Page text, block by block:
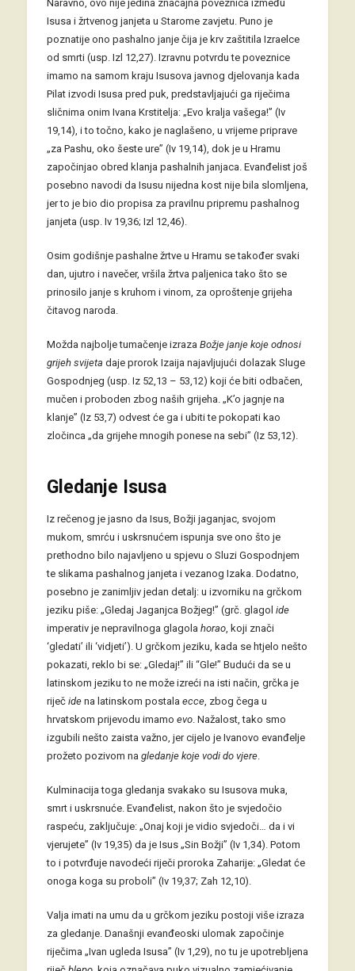
Naravno, ovo nije jedina značajna poveznica između
Isusa i žrtvenog janjeta u Starome zavjetu. Puno je
poznatije ono pashalno janje čija je krv zaštitila Izraelce
od smrti (usp. Izl 12,27). Izravnu potvrdu te poveznice
imamo na samom kraju Isusova javnog djelovanja kada
Pilat izvodi Isusa pred puk, predstavljajući ga riječima
sličnima onim Ivana Krstitelja: „Evo kralja vašega!” (Iv
19,14), i to točno, kako je naglašeno, u vrijeme priprave
„za Pashu, oko šeste ure” (Iv 19,14), dok je u Hramu
započinjao obred klanja pashalnih janjaca. Evanđelist još
posebno navodi da Isusu nijedna kost nije bila slomljena,
jer to je bio dio propisa za pravilnu pripremu pashalnog
janjeta (usp. Iv 19,36; Izl 12,46).
Osim godišnje pashalne žrtve u Hramu se također svaki
dan, ujutro i navečer, vršila žrtva paljenica tako što se
prinosilo janje s kruhom i vinom, za oproštenje grijeha
čitavog naroda.
Možda najbolje tumačenje izraza Božje janje koje odnosi
grijeh svijeta daje prorok Izaija najavljujući dolazak Sluge
Gospodnjeg (usp. Iz 52,13 – 53,12) koji će biti odbačen,
mučen i proboden zbog naših grijeha. „K’o jagnje na
klanje” (Iz 53,7) odvest će ga i ubiti te pokopati kao
zločinca „da grijehe mnogih ponese na sebi” (Iz 53,12).
Gledanje Isusa
Iz rečenog je jasno da Isus, Božji jaganjac, svojom
mukom, smrću i uskrsnućem ispunja sve ono što je
prethodno bilo najavljeno u spjevu o Sluzi Gospodnjem
te slikama pashalnog janjeta i vezanog Izaka. Dodatno,
posebno je zanimljiv jedan detalj: u izvorniku na grčkom
jeziku piše: „Gledaj Jaganjca Božjeg!” (grč. glagol ide
imperativ je nepravilnoga glagola horao, koji znači
‘gledati’ ili ‘vidjeti’). U grčkom jeziku, kada se htjelo nešto
pokazati, reklo bi se: „Gledaj!” ili “Gle!” Budući da se u
latinskom jeziku to ne može izreći na isti način, grčka je
riječ idena latinskom postala ecce, zbog čega u
hrvatskom prijevodu imamo evo. Nažalost, tako smo
izgubili nešto zaista važno, jer cijelo je Ivanovo evanđelje
prožeto pozivom na gledanje koje vodi do vjere.
Kulminacija toga gledanja svakako su Isusova muka,
smrt i uskrsnuće. Evanđelist, nakon što je svjedočio
raspeću, zaključuje: „Onaj koji je vidio svjedoči… da i vi
vjerujete” (Iv 19,35) da je Isus „Sin Božji” (Iv 1,34). Potom
to i potvrđuje navodeći riječi proroka Zaharije: „Gledat će
onoga koga su proboli” (Iv 19,37; Zah 12,10).
Valja imati na umu da u grčkom jeziku postoji više izraza
za gledanje. Današnji evanđeoski ulomak započinje
riječima „Ivan ugleda Isusa” (Iv 1,29), no tu je upotrebljena